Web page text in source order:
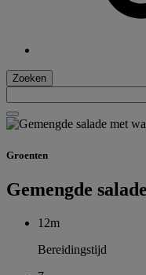
Zoeken
Groenten
Gemengde
12m
Bereidingstijd